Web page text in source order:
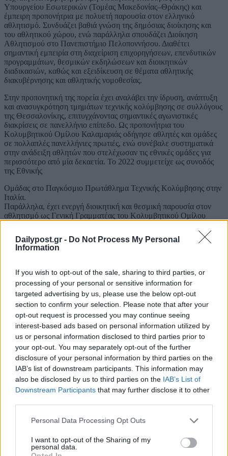
Dailypost.gr - Do Not Process My Personal
Information
If you wish to opt-out of the sale, sharing to third parties, or
processing of your personal or sensitive information for
targeted advertising by us, please use the below opt-out
section to confirm your selection. Please note that after your
opt-out request is processed you may continue seeing
interest-based ads based on personal information utilized by
us or personal information disclosed to third parties prior to
your opt-out. You may separately opt-out of the further
disclosure of your personal information by third parties on the
IAB’s list of downstream participants. This information may
also be disclosed by us to third parties on the IAB’s List of
Downstream Participants that may further disclose it to other
Personal Data Processing Opt Outs
I want to opt-out of the Sharing of my
personal data.
Υπουργείου Εσωτερικών (Τομέας Μακεδονίας–Θράκης) και
έμπειρη προπονήτρια με πολυετή παρουσία στον ελληνικό
αθλητισμό. Συνδυάζει βαθιά γνώση της δημόσιας διοίκησης και
του αθλητικού χώρου, ενώ παράλληλα σπουδάζει Διοίκηση
Αθλητισμού στο Πανεπιστήμιο Πελοποννήσου. Διαθέτει
σημαντική εμπειρία στη διαχείριση επιχορηγήσεων, επενδυτικών
προγραμμάτων, θεσμικών εκδηλώσεων και διοικητικών
διαδικασιών, καθώς και εξειδίκευση σε θέματα αθλητικής
διακυβέρνησης και αθλητικής νομοθεσίας.
Στην προπονητική της πορεία έχει αναλάβει την ίδρυση, ανάπτυξη
και ανασυγκρότηση τμημάτων τεχνικής κολύμβησης σε συλλόγους
της Θεσσαλονίκης, επιτυγχάνοντας σημαντικές αγωνιστικές
διακρίσεις σε πανελλήνιο επίπεδο. Ως προπονήτρια του
Κολυμβητικού Ομίλου Καλαμαριάς οδήγησε αθλητές και ομάδες
σε πολλαπλές πανελλήνιες πρωτιές, ενώ συνέβαλε συστηματικά
στην ανάδειξη αθλητών που στελέχωσαν τις εθνικές ομάδες για
περισσότερο από μία δεκαετία. Το 2022 συμμετείχε ως συνοδός
της Εθνικής
Ομάδας στο Παγκόσμιο Πρωτάθλημα Τεχνικής Κολύμβησης στην
Ιταλία.
Παράλληλα, έχει ενεργή διοικητική και θεσμική παρουσία στον
αθλητισμό ως Γενική Γραμματέας του Κολυμβητικού Ομίλου
συνεργασία της με δήμους, ομοσπονδίες και υπουργεία, έχει
συμβάλει στην ανάπτυξη αθλητικών φορέων, στην προσέλκυση
χορηγιών, στη διοργάνωση μεγάλων αθλητικών εκδηλώσεων και
δεξιότητες ηγεσίας, στρατηγικής επικοινωνίας και διοίκησης
ανθρώπινου δυναμικού.
Μαυρουδής Χάρης
Γεννήθηκε στο Μιλάνο της Ιταλίας το 1975 και ζει στο Χαλάνδρι
από την παιδική του ηλικία. Γιος του μουσικοσυνθέτη Νότη
Είναι απόφοιτος της Δραματικής Σχολής του Θεάτρου Τέχνης
«Κάρολος Κουν» (1996) και του Ελληνικού Ανοικτού
Πανεπιστημίου, όπου σπούδασε Ευρωπαϊκό Πολιτισμό (2021).
Εργάζεται ως ηθοποιός στο θέατρο, τον κινηματογράφο και την
τηλεόραση. Παράλληλα, ολοκληρώνει το μεταπτυχιακό
πρόγραμμα «Στρατηγικές Διαχείρισης Περιβάλλοντος,
Πανεπιστημίου Αθηνών.
Συμμετέχει διαχρονικά σε κοινωνικές, πολιτιστικές και εθελοντικές
δράσεις, είναι μέλος του Διοικητικού Συμβουλίου του Σωματείου